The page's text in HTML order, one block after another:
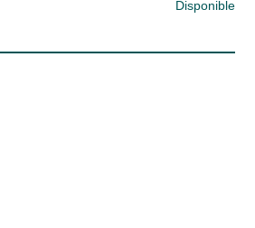
Disponible